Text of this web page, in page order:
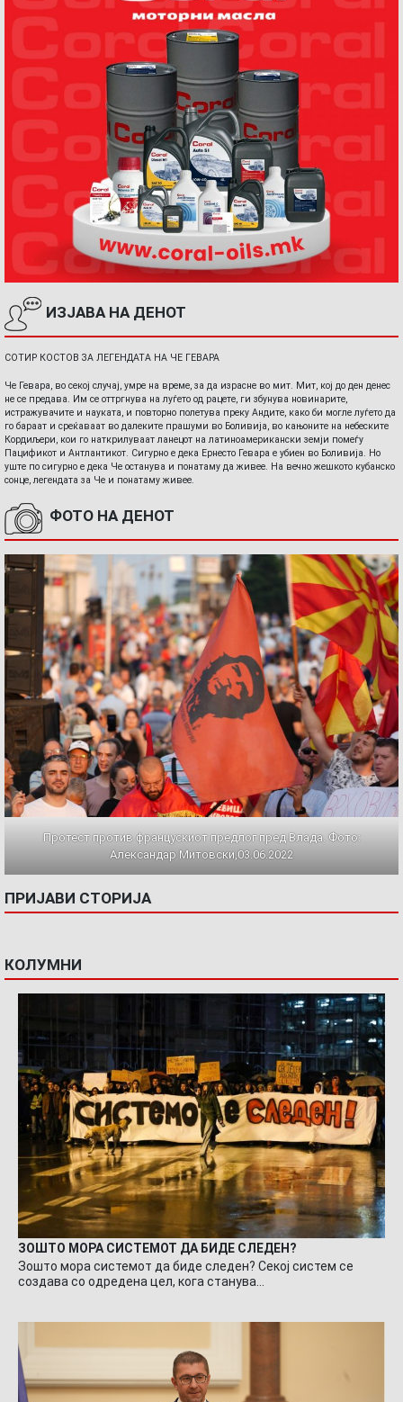
ИЗЈАВА НА ДЕНОТ
СОТИР КОСТОВ ЗА ЛЕГЕНДАТА НА ЧЕ ГЕВАРА
Че Гевара, во секој случај, умре на време, за да израсне во мит. Мит, кој до ден денес
не се предава. Им се оттргнува на луѓето од рацете, ги збунува новинарите,
истражувачите и науката, и повторно полетува преку Андите, како би могле луѓето да
го бараат и среќаваат во далеките прашуми во Боливија, во кањоните на небеските
Кордиљери, кои го наткрилуваат ланецот на латиноамерикански земји помеѓу
Пацификот и Антлантикот. Сигурно е дека Ернесто Гевара е убиен во Боливија. Но
уште по сигурно е дека Че останува и понатаму да живее. На вечно жешкото кубанско
сонце, легендата за Че и понатаму живее.
ФОТО НА ДЕНОТ
Протест против францускиот предлог пред Влада. Фото:
Александар Митовски,03.06.2022
ПРИЈАВИ СТОРИЈА
КОЛУМНИ
ЗОШТО МОРА СИСТЕМОТ ДА БИДЕ СЛЕДЕН?
Зошто мора системот да биде следен? Секој систем се
создава со одредена цел, кога станува…